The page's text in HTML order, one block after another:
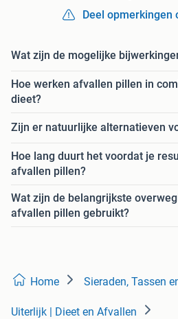
Deel opmerkingen
Wat zijn de mogelijke
Hoe werken afvallen pillen in
dieet?
Zijn er natuurlijke alternatieven
Hoe lang duurt het voordat je
afvallen pillen?
Wat zijn de belangrijkste
afvallen pillen gebruikt?
Home Sieraden, Tassen
Uiterlijk | Dieet en Afvallen